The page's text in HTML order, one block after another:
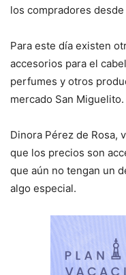
los compradores
Para este día existen
accesorios para el
perfumes y otros
mercado San Miguelito.
Dinora Pérez de Rosa,
que los precios son
que aún no tengan un
algo especial.